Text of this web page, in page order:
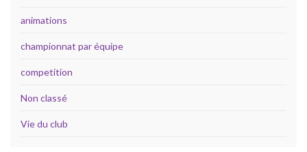
animations
championnat par équipe
competition
Non classé
Vie du club